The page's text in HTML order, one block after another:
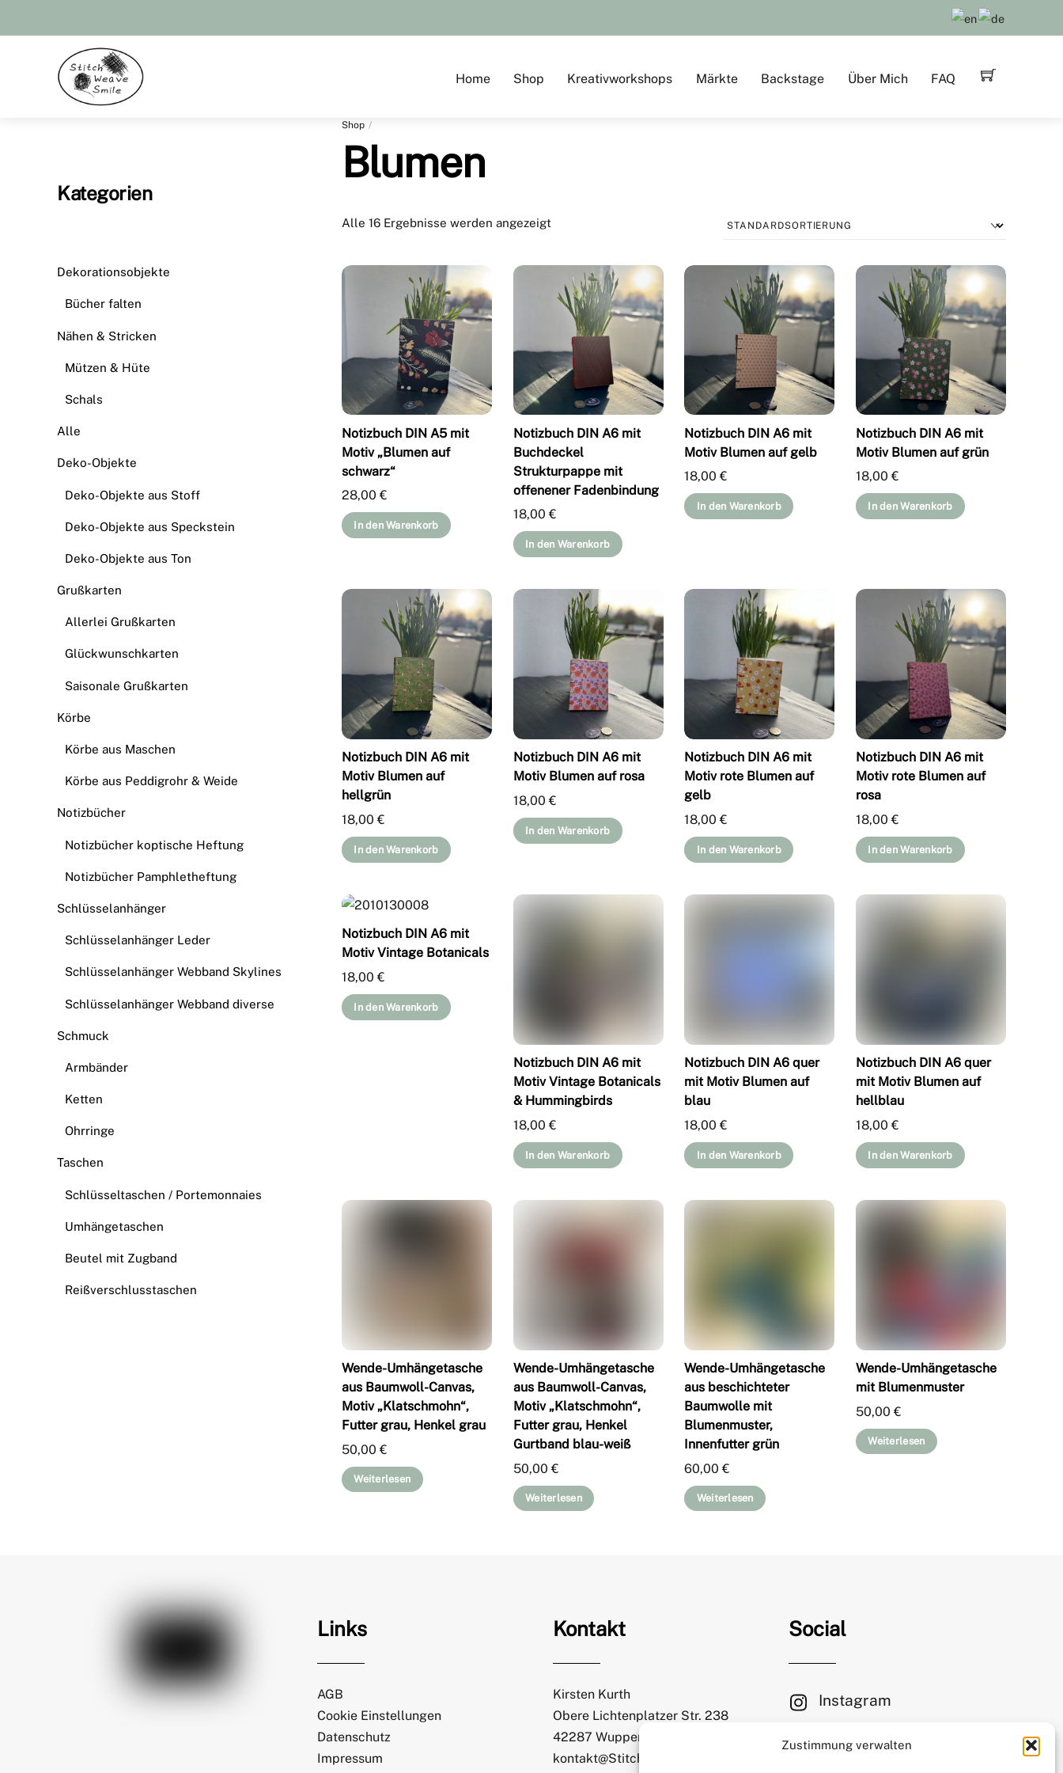
Zustimmung verwalten
Menu
Home Shop Kreativworkshops Märkte Backstage Über Mich FAQ
Shop
Blumen
Alle 16 Ergebnisse werden angezeigt
Notizbuch DIN A5 mit
Motiv „Blumen auf
schwarz“
28,00€
In den Warenkorb
Notizbuch DIN A6 mit
Buchdeckel
Strukturpappe mit
offenener Fadenbindung
18,00€
In den Warenkorb
Notizbuch DIN A6 mit
Motiv Blumen auf gelb
18,00€
In den Warenkorb
Notizbuch DIN A6 mit
Motiv Blumen auf grün
18,00€
In den Warenkorb
Notizbuch DIN A6 mit
Motiv Blumen auf
hellgrün
18,00€
In den Warenkorb
Notizbuch DIN A6 mit
Motiv Blumen auf rosa
18,00€
In den Warenkorb
Notizbuch DIN A6 mit
Motiv rote Blumen auf
gelb
18,00€
In den Warenkorb
Notizbuch DIN A6 mit
Motiv rote Blumen auf
rosa
18,00€
In den Warenkorb
Notizbuch DIN A6 mit
Motiv Vintage Botanicals
18,00€
In den Warenkorb
Notizbuch DIN A6 mit
Motiv Vintage Botanicals
& Hummingbirds
18,00€
In den Warenkorb
Notizbuch DIN A6 quer
mit Motiv Blumen auf
blau
18,00€
In den Warenkorb
Notizbuch DIN A6 quer
mit Motiv Blumen auf
hellblau
18,00€
In den Warenkorb
Wende-Umhängetasche
aus Baumwoll-Canvas,
Motiv „Klatschmohn“,
Futter grau, Henkel grau
50,00€
Weiterlesen
Wende-Umhängetasche
aus Baumwoll-Canvas,
Motiv „Klatschmohn“,
Futter grau, Henkel
Gurtband blau-weiß
50,00€
Weiterlesen
Wende-Umhängetasche
aus beschichteter
Baumwolle mit
Blumenmuster,
Innenfutter grün
60,00€
Weiterlesen
Wende-Umhängetasche
mit Blumenmuster
50,00€
Weiterlesen
Kategorien
Dekorationsobjekte
Bücher falten
Nähen & Stricken
Mützen & Hüte
Schals
Alle
Deko-Objekte
Deko-Objekte aus Stoff
Deko-Objekte aus Speckstein
Deko-Objekte aus Ton
Grußkarten
Allerlei Grußkarten
Glückwunschkarten
Saisonale Grußkarten
Körbe
Körbe aus Maschen
Körbe aus Peddigrohr & Weide
Notizbücher
Notizbücher koptische Heftung
Notizbücher Pamphletheftung
Schlüsselanhänger
Schlüsselanhänger Leder
Schlüsselanhänger Webband Skylines
Schlüsselanhänger Webband diverse
Schmuck
Armbänder
Ketten
Ohrringe
Taschen
Schlüsseltaschen / Portemonnaies
Umhängetaschen
Beutel mit Zugband
Reißverschlusstaschen
Links
AGB
Cookie Einstellungen
Datenschutz
Impressum
Kontakt
Kirsten Kurth
Obere Lichtenplatzer Str. 238
42287 Wuppertal
kontakt@StitchWeaveSmile.com
Social
Instagram
Facebook